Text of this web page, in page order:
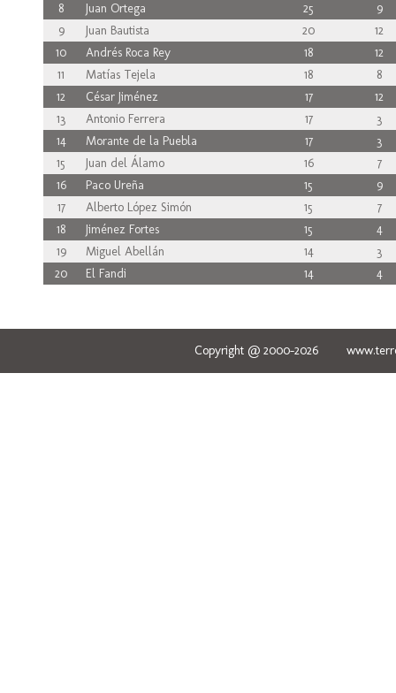
8
Juan Ortega 25
9
9
Juan Bautista 20
12
10
Andrés Roca Rey 18
12
11
Matías Tejela 18
8
12
César Jiménez 17
12
13
Antonio Ferrera 17
3
14
Morante de la Puebla 17
3
15
Juan del Álamo 16
7
16
Paco Ureña 15
9
17
Alberto López Simón 15
7
18
Jiménez Fortes 15
4
19
Miguel Abellán 14
3
20
El Fandi 14 4
Copyright @ 2000-2026